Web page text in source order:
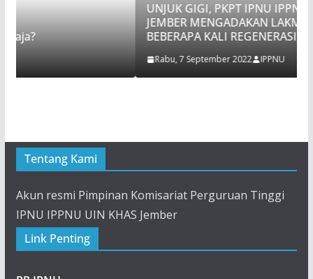
UNJUK GIGI, PKPT IPNU IPPNU UIN KHAS
JEMBER MENGADAKAN LAKMUD SETELAH
BEBERAPA KALI REGENERASI TIDAK
Rabu, 7 September 2022 IPPNU
Tentang Kami
Akun resmi Pimpinan Komisariat Perguruan Tinggi
IPNU IPPNU UIN KHAS Jember
Link Penting